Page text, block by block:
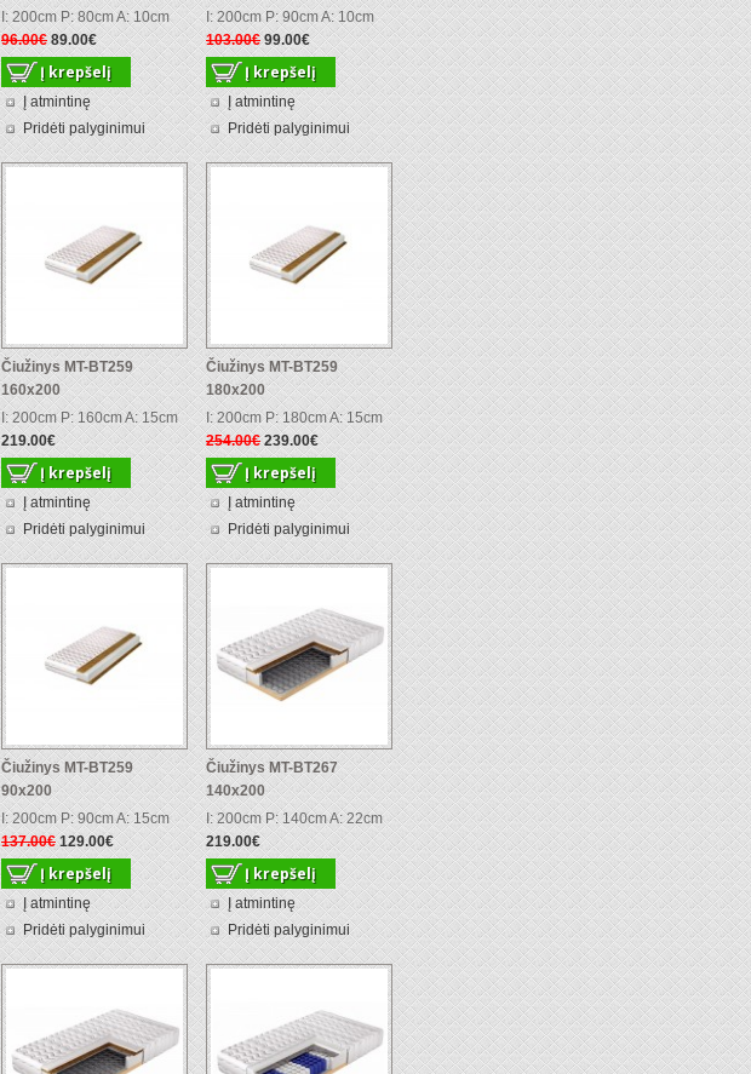
I: 200cm P: 80cm A: 10cm
96.00€ 89.00€
Į atmintinę
Pridėti palyginimui
I: 200cm P: 90cm A: 10cm
103.00€ 99.00€
Į atmintinę
Pridėti palyginimui
Čiužinys MT-BT259
160x200
I: 200cm P: 160cm A: 15cm
219.00€
Į atmintinę
Pridėti palyginimui
Čiužinys MT-BT259
180x200
I: 200cm P: 180cm A: 15cm
254.00€ 239.00€
Į atmintinę
Pridėti palyginimui
Čiužinys MT-BT259
90x200
I: 200cm P: 90cm A: 15cm
137.00€ 129.00€
Į atmintinę
Pridėti palyginimui
Čiužinys MT-BT267
140x200
I: 200cm P: 140cm A: 22cm
219.00€
Į atmintinę
Pridėti palyginimui